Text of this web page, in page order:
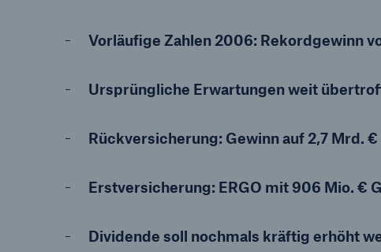
Vorläufige Zahlen 2006: Rekordgewinn
Ursprüngliche Erwartungen weit
Rückversicherung: Gewinn auf 2,7 Mrd.
Erstversicherung: ERGO mit 906 Mio. €
Dividende soll nochmals kräftig erhöht
Our expert perspective for
insurance